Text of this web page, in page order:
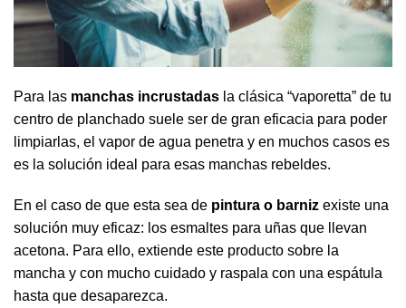
Para las manchas incrustadas la clásica “vaporetta” de tu
centro de planchado suele ser de gran eficacia para poder
limpiarlas, el vapor de agua penetra y en muchos casos es
es la solución ideal para esas manchas rebeldes.
En el caso de que esta sea de pintura o barniz existe una
solución muy eficaz: los esmaltes para uñas que llevan
acetona. Para ello, extiende este producto sobre la
mancha y con mucho cuidado y raspala con una espátula
hasta que desaparezca.